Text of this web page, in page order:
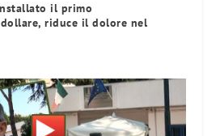
il primo
riduce il dolore nel